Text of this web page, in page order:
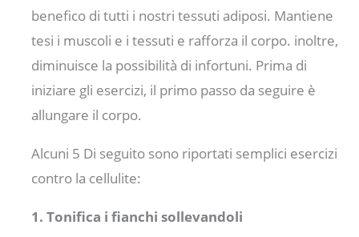
benefico di tutti i nostri tessuti adiposi. Mantiene
tesi i muscoli e i tessuti e rafforza il corpo. inoltre,
diminuisce la possibilità di infortuni. Prima di
iniziare gli esercizi, il primo passo da seguire è
allungare il corpo.
Alcuni 5 Di seguito sono riportati semplici esercizi
contro la cellulite:
1. Tonifica i fianchi sollevandoli